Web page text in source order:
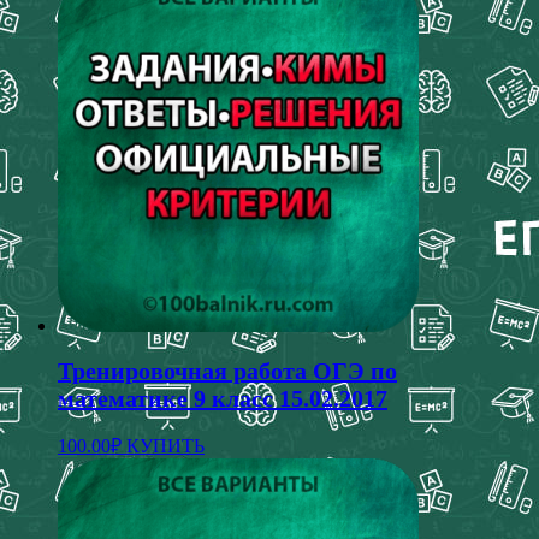
Тренировочная работа ОГЭ по
математике 9 класс 15.02.2017
100.00₽ КУПИТЬ